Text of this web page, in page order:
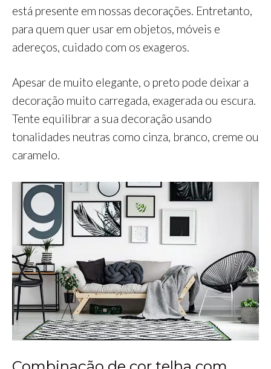
está presente em nossas decorações. Entretanto,
para quem quer usar em objetos, móveis e
adereços, cuidado com os exageros.
Apesar de muito elegante, o preto pode deixar a
decoração muito carregada, exagerada ou escura.
Tente equilibrar a sua decoração usando
tonalidades neutras como cinza, branco, creme ou
caramelo.